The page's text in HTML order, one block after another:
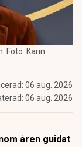
Foto: Karin
06 aug. 2026
06 aug. 2026
åren guidat